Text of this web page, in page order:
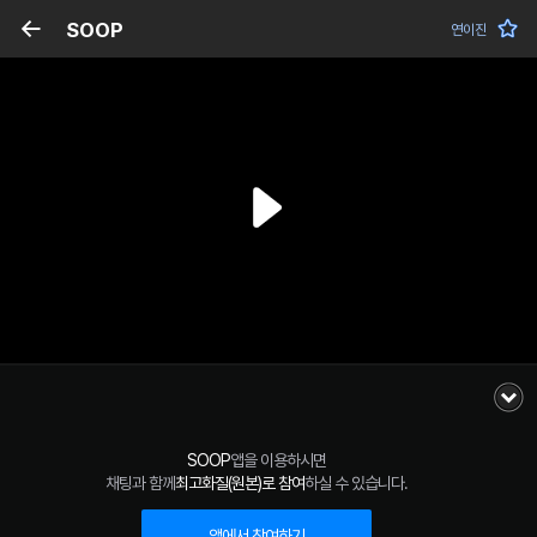
SOOP 연이진
SOOP앱을 이용하시면
채팅과 함께최고화질(원본)로 참여하실 수 있습니다.